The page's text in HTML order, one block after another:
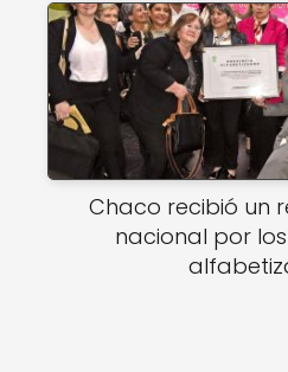
Chaco recibió un
nacional por